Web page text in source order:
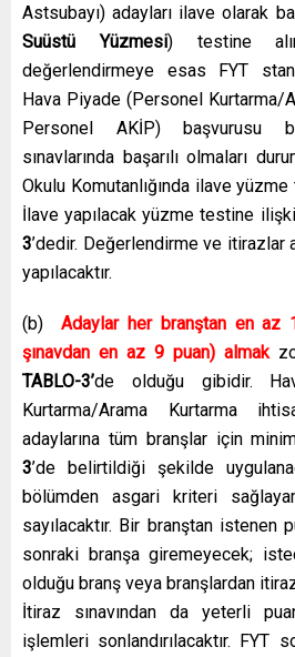
Astsubayı) adayları ilave olarak
Suüstü Yüzmesi) testine
değerlendirmeye esas FYT
Hava Piyade (Personel Kurtarma/
Personel AKİP) başvurusu
sınavlarında başarılı olmaları
Okulu Komutanlığında ilave
İlave yapılacak yüzme testine
3’dedir. Değerlendirme ve itirazlar
yapılacaktır.
(b) Adaylar her branştan en az
şınavdan en az 9 puan) almak
TABLO-3’de olduğu gibidir.
Kurtarma/Arama Kurtarma
adaylarına tüm branşlar için
3’de belirtildiği şekilde
bölümden asgari kriteri
sayılacaktır. Bir branştan istenen
sonraki branşa giremeyecek;
olduğu branş veya branşlardan
İtiraz sınavından da yeterli
işlemleri sonlandırılacaktır. FYT